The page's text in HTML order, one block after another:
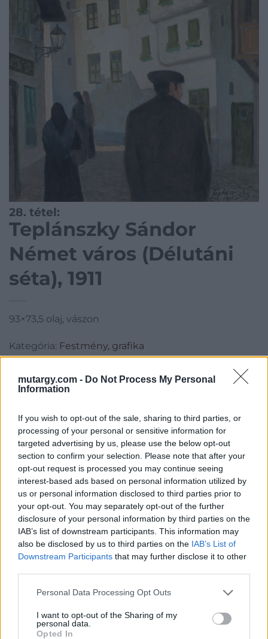
mutargy.com - Do Not Process My Personal
Information
If you wish to opt-out of the sale, sharing to third parties, or
processing of your personal or sensitive information for
targeted advertising by us, please use the below opt-out
section to confirm your selection. Please note that after your
opt-out request is processed you may continue seeing
interest-based ads based on personal information utilized by
us or personal information disclosed to third parties prior to
your opt-out. You may separately opt-out of the further
disclosure of your personal information by third parties on the
IAB’s list of downstream participants. This information may
also be disclosed by us to third parties on the IAB’s List of
Downstream Participants that may further disclose it to other
Personal Data Processing Opt Outs
I want to opt-out of the Sharing of my
personal data.
Opted In
28. tétel:
Teplánszky Sándor
Német város (Délutáni
séta), 1911
93×73,5 olaj, vászon
Kategória: Festmény, grafika
Aukció adatai
Aukció neve: 56. Őszi Aukció
Aukció dátuma: 2017.10.14
Aukció ideje: 18:00
Aukció helye: Budapest Kongresszusi Központ
Tételszám: 28
Eladó adatai
Eladó:Virág Judit Galéria
1055 Budapest, Falk Miksa u. 30
Telefon: 36-1-312-2071, 269-4681 269-4681
Weboldal: